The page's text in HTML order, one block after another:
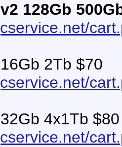
128Gb
2Tb $70
4x1Tb $80